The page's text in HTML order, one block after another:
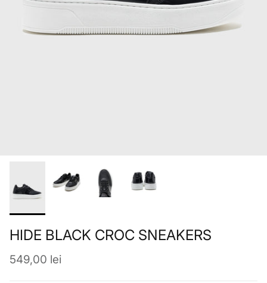
HIDE BLACK CROC SNEAKERS
Preț obișnuit
549,00 lei